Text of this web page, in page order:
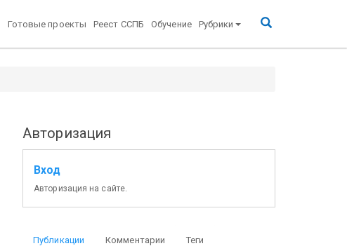
Готовые проекты Реест ССПБ Обучение Рубрики
Авторизация
Вход
Авторизация на сайте.
Публикации Комментарии Теги